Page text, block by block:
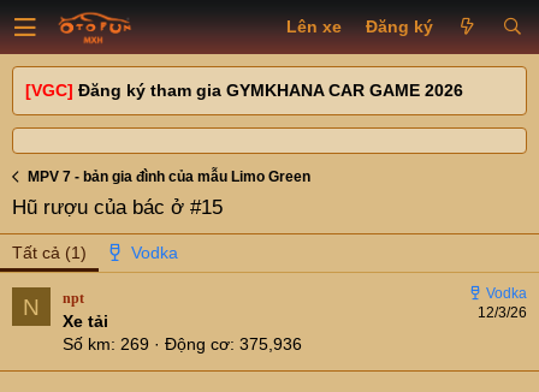
Lên xe Đăng ký
[VGC] Đăng ký tham gia GYMKHANA CAR GAME 2026
MPV 7 - bản gia đình của mẫu Limo Green
Hũ rượu của bác ở #15
Tất cả (1)
N 12/3/26
npt
Xe tải
Số km 269 Động cơ 375,936